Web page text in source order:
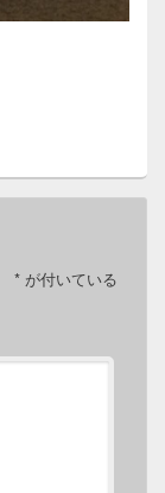
* が付いている